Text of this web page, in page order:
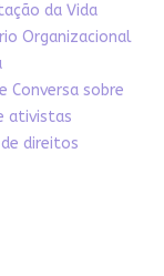
da Vida
Organizacional
Conversa sobre
ativistas
direitos